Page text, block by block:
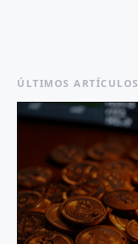
ÚLTIMOS ARTÍCULOS